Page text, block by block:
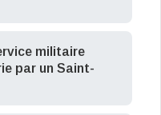
militaire
par un Saint-